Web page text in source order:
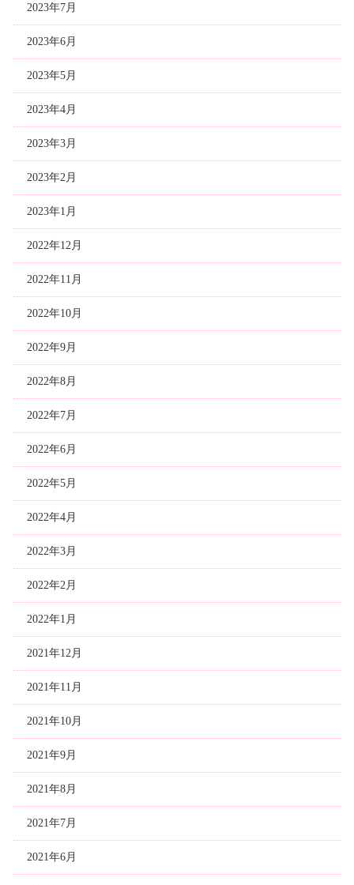
2023年7月
2023年6月
2023年5月
2023年4月
2023年3月
2023年2月
2023年1月
2022年12月
2022年11月
2022年10月
2022年9月
2022年8月
2022年7月
2022年6月
2022年5月
2022年4月
2022年3月
2022年2月
2022年1月
2021年12月
2021年11月
2021年10月
2021年9月
2021年8月
2021年7月
2021年6月